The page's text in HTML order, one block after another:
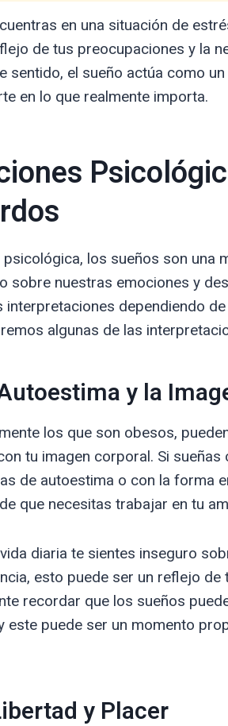
en una situación de
de tus preocupaciones y la
sentido, el sueño actúa como
en lo que realmente importa.
los sueños son una
sobre nuestras emociones y
interpretaciones dependiendo
algunas de las
y la
los que son obesos,
tu imagen corporal. Si
de autoestima o con la forma
que necesitas trabajar en tu
diaria te sientes inseguro
esto puede ser un reflejo
recordar que los sueños
este puede ser un momento
y Placer